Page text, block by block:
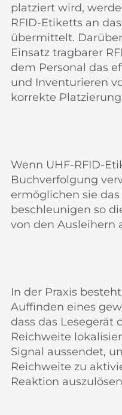
platziert wird,
RFID-Etiketts an
übermittelt.
Einsatz tragbarer
dem Personal das
und Inventurieren
korrekte
Wenn UHF-RFID-
Buchverfolgung
ermöglichen sie
beschleunigen so
von den Ausleihern
In der Praxis
Auffinden eines
dass das Lesegerät
Reichweite
Signal aussendet,
Reichweite zu
Reaktion